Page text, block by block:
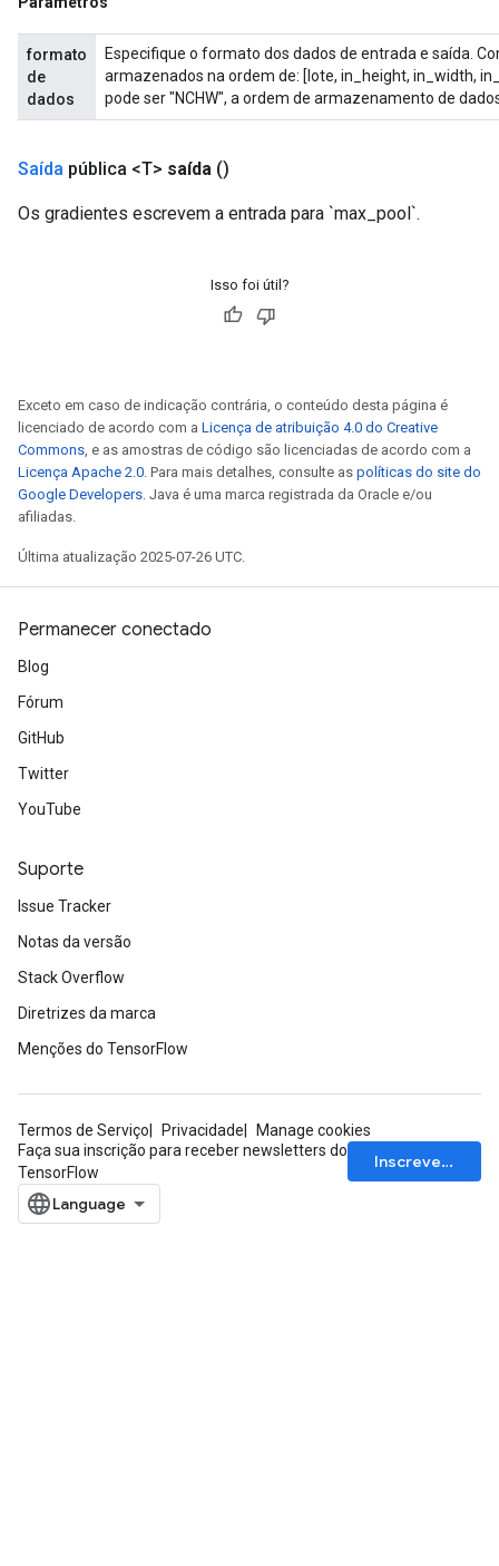
formato
de
dados
Especifique o formato dos dados de entrada e saída.
armazenados na ordem de: [lote, in_height, in_width,
pode ser "NCHW", a ordem de armazenamento de
Saída pública <T> saída ()
Os gradientes escrevem a entrada para `max_pool`.
Isso foi útil?
Exceto em caso de indicação contrária, o conteúdo desta página é
licenciado de acordo com a Licença de atribuição 4.0 do Creative
Commons, e as amostras de código são licenciadas de acordo com a
Licença Apache 2.0. Para mais detalhes, consulte as políticas do site do
Google Developers. Java é uma marca registrada da Oracle e/ou
afiliadas.
Última atualização 2025-07-26 UTC.
Permanecer conectado
Blog
Fórum
GitHub
Twitter
YouTube
Suporte
Issue Tracker
Notas da versão
Stack Overflow
Diretrizes da marca
Menções do TensorFlow
Termos de Serviço Privacidade
Manage cookies
Faça sua inscrição para receber newsletters do
TensorFlow
Inscrever-se